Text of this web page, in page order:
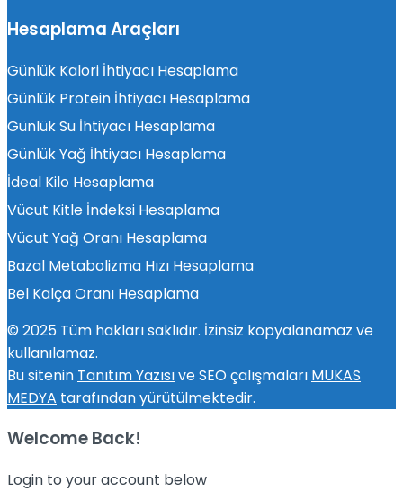
Hesaplama Araçları
Günlük Kalori İhtiyacı Hesaplama
Günlük Protein İhtiyacı Hesaplama
Günlük Su İhtiyacı Hesaplama
Günlük Yağ İhtiyacı Hesaplama
İdeal Kilo Hesaplama
Vücut Kitle İndeksi Hesaplama
Vücut Yağ Oranı Hesaplama
Bazal Metabolizma Hızı Hesaplama
Bel Kalça Oranı Hesaplama
© 2025 Tüm hakları saklıdır. İzinsiz kopyalanamaz ve
kullanılamaz.
Bu sitenin Tanıtım Yazısıve SEO çalışmaları MUKAS
MEDYA tarafından yürütülmektedir.
Welcome Back!
Login to your account below